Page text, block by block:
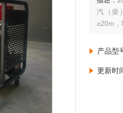
汽（柴
≥20m，
产品型
更新时